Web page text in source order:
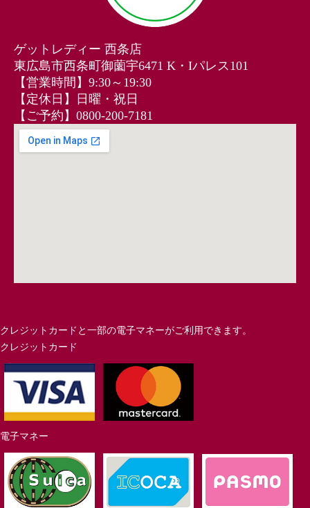
ゲットレディー 西条店
東広島市西条町御薗宇6471 K・Iパレス101
【営業時間】9:30～19:30
【定休日】日曜・祝日
【ご予約】0800-200-7181
クレジットカードと一部の電子マネーがご利用できます。
クレジットカード
電子マネー